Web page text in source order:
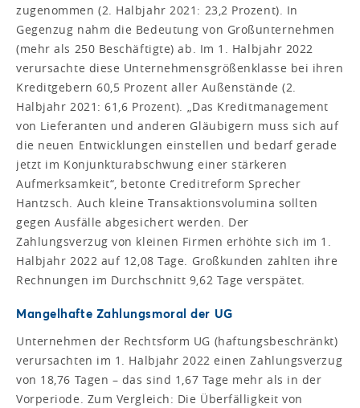
zugenommen (2. Halbjahr 2021: 23,2 Prozent). In
Gegenzug nahm die Bedeutung von Großunternehmen
(mehr als 250 Beschäftigte) ab. Im 1. Halbjahr 2022
verursachte diese Unternehmensgrößenklasse bei ihren
Kreditgebern 60,5 Prozent aller Außenstände (2.
Halbjahr 2021: 61,6 Prozent). „Das Kreditmanagement
von Lieferanten und anderen Gläubigern muss sich auf
die neuen Entwicklungen einstellen und bedarf gerade
jetzt im Konjunkturabschwung einer stärkeren
Aufmerksamkeit“, betonte Creditreform Sprecher
Hantzsch. Auch kleine Transaktionsvolumina sollten
gegen Ausfälle abgesichert werden. Der
Zahlungsverzug von kleinen Firmen erhöhte sich im 1.
Halbjahr 2022 auf 12,08 Tage. Großkunden zahlten ihre
Rechnungen im Durchschnitt 9,62 Tage verspätet.
Mangelhafte Zahlungsmoral der UG
Unternehmen der Rechtsform UG (haftungsbeschränkt)
verursachten im 1. Halbjahr 2022 einen Zahlungsverzug
von 18,76 Tagen – das sind 1,67 Tage mehr als in der
Vorperiode. Zum Vergleich: Die Überfälligkeit von